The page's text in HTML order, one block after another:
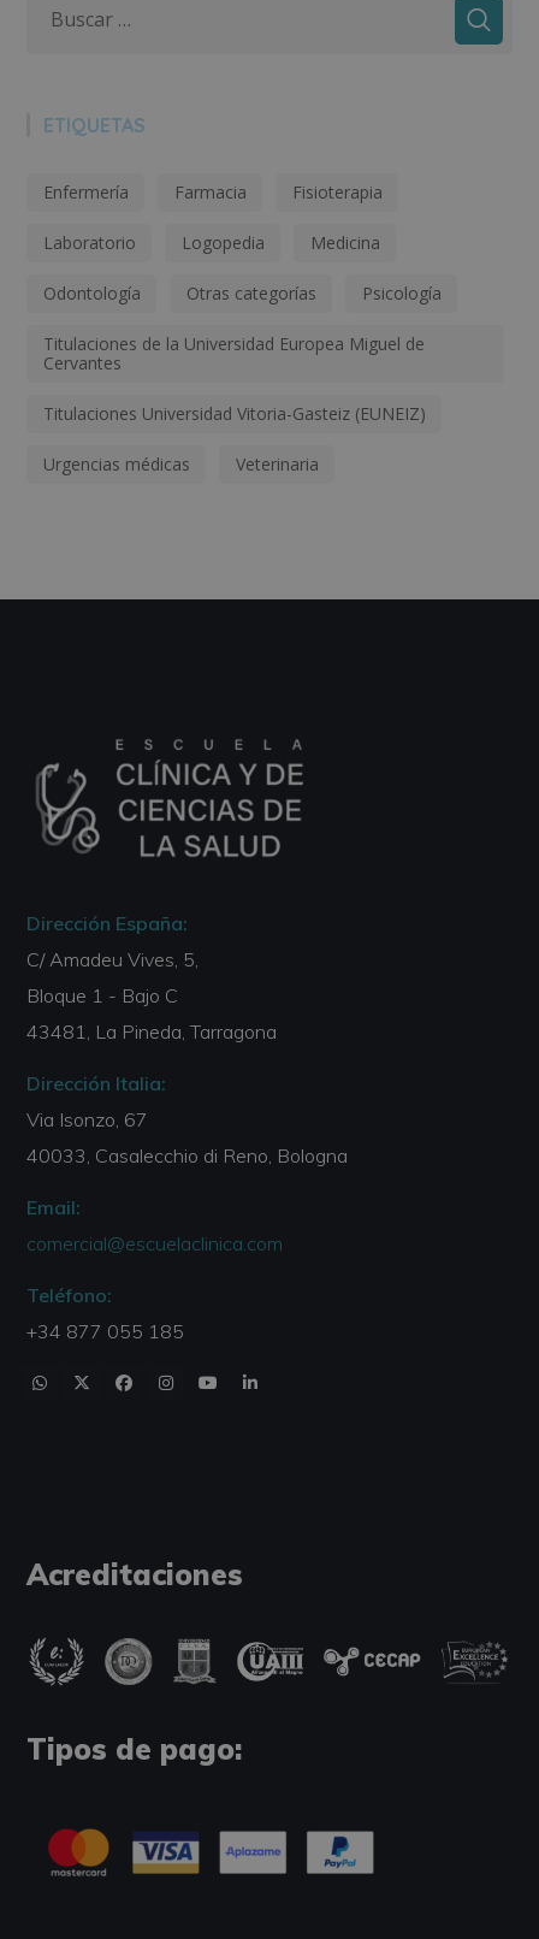
ETIQUETAS
Enfermería Farmacia Fisioterapia
Laboratorio Logopedia Medicina
Odontología Otras categorías Psicología
Titulaciones de la Universidad Europea Miguel de
Cervantes
Titulaciones Universidad Vitoria-Gasteiz (EUNEIZ)
Urgencias médicas Veterinaria
Dirección España:
C/ Amadeu Vives, 5,
Bloque 1 - Bajo C
43481, La Pineda, Tarragona
Dirección Italia:
Via Isonzo, 67
40033, Casalecchio di Reno, Bologna
Email:
comercial@escuelaclinica.com
Teléfono:
+34 877 055 185
Acreditaciones
Tipos de pago: